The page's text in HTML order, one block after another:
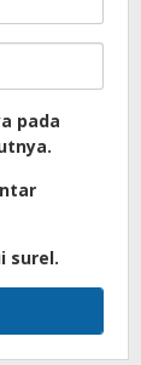
pada
surel.